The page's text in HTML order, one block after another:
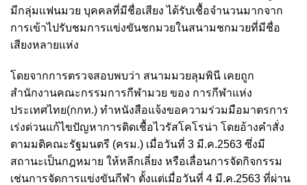
มีกลุ่มแฟนมวย บุคคลที่มีชื่อเสียง ได้รับเชื้อจำนวนมากจาก
การเข้าไปรับชมการแข่งขันชกมวยในสนามชกมวยที่มีชื่อ
เสียงหลายแห่ง
โดยจากการตรวจสอบพบว่า สนามมวยลุมพินี เคยถูก
สำนักงานคณะกรรมการกีฬามวย ของ การกีฬาแห่ง
ประเทศไทย(กกท.) ทำหนังสือแจ้งขอความร่วมมือมาตรการ
เร่งด่วนแก้ไขปัญหาการติดเชื้อไวรัสโคโรน่า โดยอ้างคำสั่ง
ตามมติคณะรัฐมนตรี (ครม.) เมื่อวันที่ 3 มี.ค.2563 ซึ่งมี
สถานะเป็นกฎหมาย ให้หลีกเลี่ยง หรือเลื่อนการจัดกิจกรรม
เช่นการจัดการแข่งขันกีฬา ตั้งแต่เมื่อวันที่ 4 มี.ค.2563 ที่ผ่าน